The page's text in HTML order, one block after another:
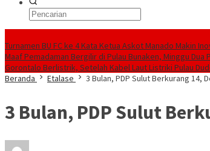
Turnamen BU FC ke 4 Kata Ketua Askot Manado Makin
Maaf Pemadaman Bergilir di Pulau Bunaken, Minggu Dua
Gorontalo Berlistrik, Setelah Kabel Laut Listriki Pulau
Beranda
Etalase 3 Bulan, PDP Sulut Berkurang 14,
3 Bulan, PDP Sulut